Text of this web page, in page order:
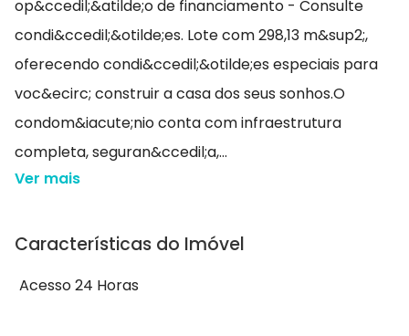
op&ccedil;&atilde;o de financiamento - Consulte
condi&ccedil;&otilde;es. Lote com 298,13 m&sup2;,
oferecendo condi&ccedil;&otilde;es especiais para
voc&ecirc; construir a casa dos seus sonhos.O
condom&iacute;nio conta com infraestrutura
completa, seguran&ccedil;a,...
Ver mais
Características do Imóvel
Acesso 24 Horas